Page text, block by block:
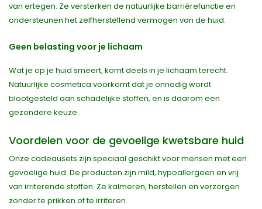
van ertegen. Ze versterken de natuurlijke barrièrefunctie en
ondersteunen het zelfherstellend vermogen van de huid.
Geen belasting voor je lichaam
Wat je op je huid smeert, komt deels in je lichaam terecht.
Natuurlijke cosmetica voorkomt dat je onnodig wordt
blootgesteld aan schadelijke stoffen, en is daarom een
gezondere keuze.
Voordelen voor de gevoelige kwetsbare huid
Onze cadeausets zijn speciaal geschikt voor mensen met een
gevoelige huid. De producten zijn mild, hypoallergeen en vrij
van irriterende stoffen. Ze kalmeren, herstellen en verzorgen
zonder te prikken of te irriteren.